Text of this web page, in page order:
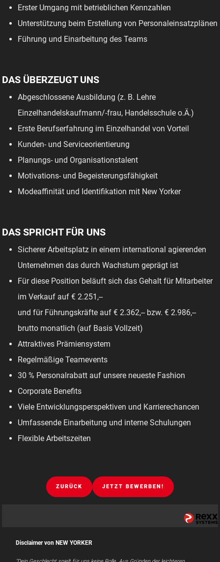
Erster Umgang mit betrieblichen Kennzahlen
Unterstützung beim Erstellung von Personaleinsatzplänen
Führung und Einarbeitung des Teams
DAS ÜBERZEUGT UNS
Abgeschlossene Ausbildung (z. B. Lehre
Einzelhandelskaufmann/-frau, Handelsschule o.Ä.)
Erste Berufserfahrung im Einzelhandel von Vorteil
Kunden- und Serviceorientierung
Planungs- und Organisationstalent
Motivations- und Begeisterungsfähigkeit
Modeaffinität und Identifikation mit New Yorker
DAS SPRICHT FÜR UNS
Sicherer Arbeitsplatz in einem international agierenden
Unternehmen das durch Wachstum geprägt ist
Für diese Position beläuft sich das Gehalt für Mitarbeiter
im Verkauf auf € 2.251,--
und für Führungskräfte auf € 2.362,-- bzw. € 2.986,--
brutto monatlich (auf Basis Vollzeit)
Attraktives Prämiensystem
Regelmäßige Teamevents
30 % Personalrabatt auf unsere neueste Fashion
Corporate Benefits
Viele Entwicklungsperspektiven und Karrierechancen
Umfassende Einarbeitung und interne Schulungen
Flexible Arbeitszeiten
ZURÜCK JETZT BEWERBEN!
Disclaimer von NEW YORKER